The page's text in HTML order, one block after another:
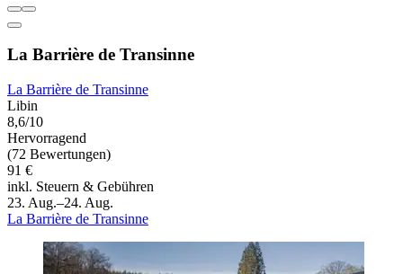
La Barrière de Transinne
La Barrière de Transinne
Libin
8,6/10
Hervorragend
(72 Bewertungen)
91 €
inkl. Steuern & Gebühren
23. Aug.–24. Aug.
La Barrière de Transinne